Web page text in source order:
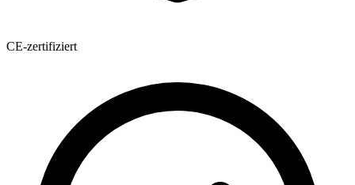
CE-zertifiziert